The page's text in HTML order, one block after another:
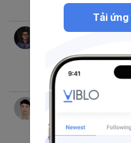
1.3K
Nguyen Ho Tien Dat
Khám phá
299 0
Mau Ngo Giap
336 1
Tải